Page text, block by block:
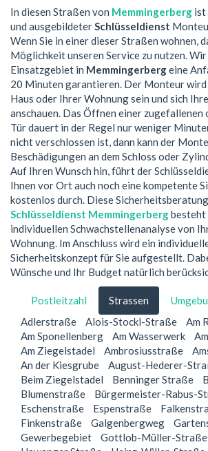
In diesen Straßen von Memmingerberg ist
und ausgebildeterSchlüsseldienst
Wenn Sie in einer dieser Straßen wohnen,
Möglichkeit unseren Service zu nutzen.
Einsatzgebiet in Memmingerbergeine
20 Minuten garantieren. Der Monteur wird
Haus oder Ihrer Wohnung sein und sich
anschauen. Das Öffnen einer zugefallenen
Tür dauert in der Regel nur weniger
nicht verschlossen ist, dann kann der
Beschädigungen an dem Schloss oder
Auf Ihren Wunsch hin, führt der
Ihnen vor Ort auch noch eine kompetente
kostenlos durch. Diese
Schlüsseldienst Memmingerbergbesteht
individuellen Schwachstellenanalyse von
Wohnung. Im Anschluss wird ein
Sicherheitskonzept für Sie aufgestellt.
Wünsche und Ihr Budget natürlich
Postleitzahl Strassen
Adlerstraße
Alois-Stockl-Straße
Am
Am Sponellenberg
Am Wasserwerk
Am Ziegelstadel
Ambrosiusstraße
An der Kiesgrube
August-Hederer-
Beim Ziegelstadel
Benninger Straße
Blumenstraße
Bürgermeister-Rabus-
Eschenstraße
Espenstraße
Finkenstraße
Galgenbergweg
Gewerbegebiet
Gottlob-Müller-Straße